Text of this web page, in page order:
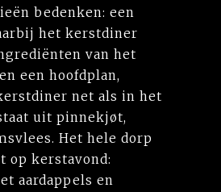
bedenken: een
het kerstdiner
van het
een hoofdplan,
net als in het
uit pinnekjøt,
Het hele dorp
op kerstavond:
aardappels en